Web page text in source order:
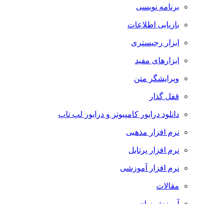
برنامه نویسی
بازیابی اطلاعات
ابزار رجیستری
ابزارهای مفید
ویرایشگر متن
قفل گذار
دانلود درایور کامپیوتر و درایور لپ تاپ
نرم افزار مذهبی
نرم افزار پرتابل
نرم افزار آموزشی
مقالات